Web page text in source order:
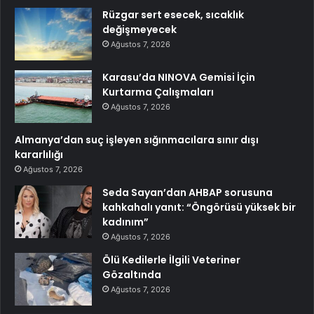
Rüzgar sert esecek, sıcaklık
değişmeyecek
Ağustos 7, 2026
Karasu’da NINOVA Gemisi İçin
Kurtarma Çalışmaları
Ağustos 7, 2026
Almanya’dan suç işleyen sığınmacılara sınır dışı
kararlılığı
Ağustos 7, 2026
Seda Sayan’dan AHBAP sorusuna
kahkahalı yanıt: “Öngörüsü yüksek bir
kadınım”
Ağustos 7, 2026
Ölü Kedilerle İlgili Veteriner
Gözaltında
Ağustos 7, 2026